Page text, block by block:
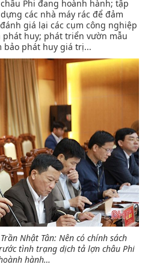
Phi đang hoành hành; tập
các nhà máy rác để đảm
giá lại các cụm công nghiệp
phát huy; phát triển vườn mẫu
phát huy giá trị...
Nhật Tân: Nên có chính sách
tình trạng dịch tả lợn châu Phi
hành…